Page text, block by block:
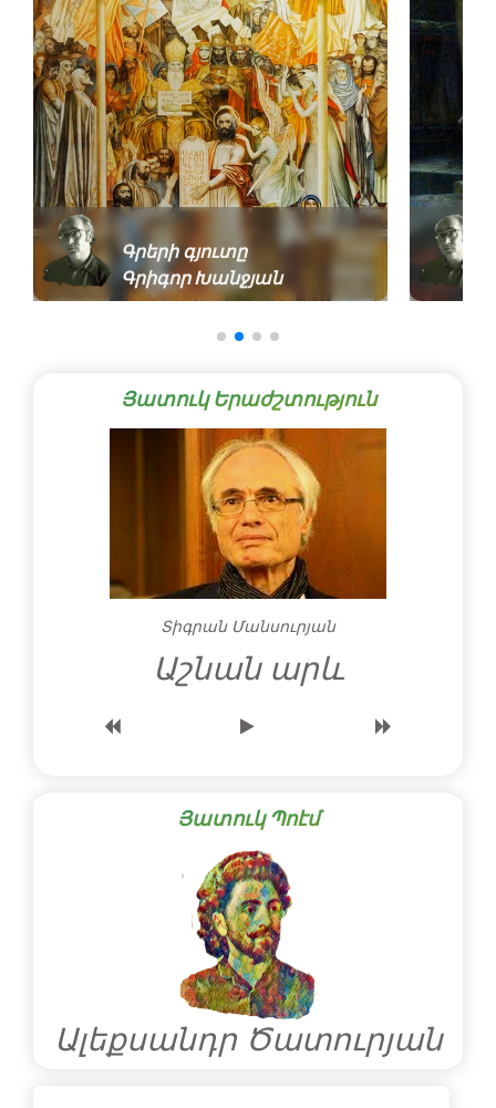
Գրերի գյուտը
Գրիգոր Խանջյան
Յատուկ Երաժշտություն
Տիգրան Մանսուրյան
Աշնան արև
Յատուկ Պոէմ
Ալեքսանդր Ծատուրյան